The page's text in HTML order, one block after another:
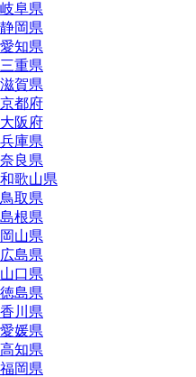
岐阜県
静岡県
愛知県
三重県
滋賀県
京都府
大阪府
兵庫県
奈良県
和歌山県
鳥取県
島根県
岡山県
広島県
山口県
徳島県
香川県
愛媛県
高知県
福岡県